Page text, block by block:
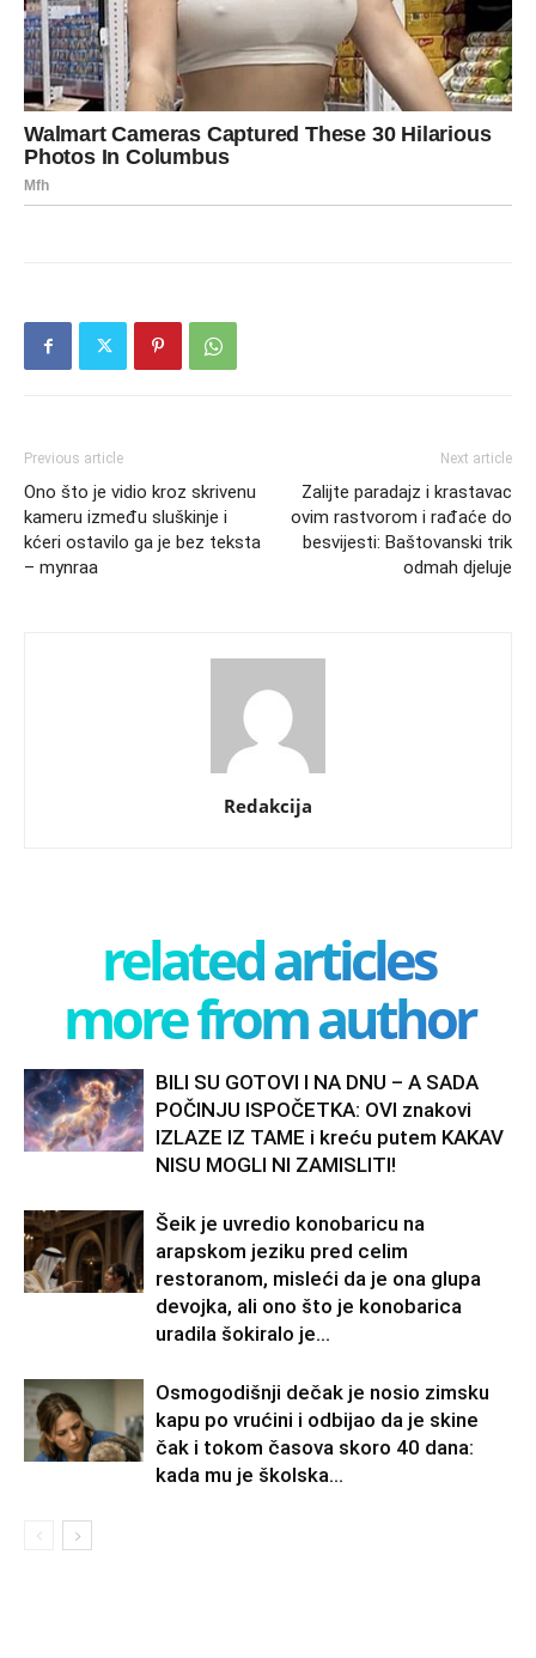
Previous article
Ono što je vidio kroz skrivenu
kameru između sluškinje i
kćeri ostavilo ga je bez teksta
– mynraa
Next article
Zalijte paradajz i krastavac
ovim rastvorom i rađaće do
besvijesti: Baštovanski trik
odmah djeluje
Redakcija
related articles
more from author
BILI SU GOTOVI I NA DNU – A SADA
POČINJU ISPOČETKA: OVI znakovi
IZLAZE IZ TAME i kreću putem KAKAV
NISU MOGLI NI ZAMISLITI!
Šeik je uvredio konobaricu na
arapskom jeziku pred celim
restoranom, misleći da je ona glupa
devojka, ali ono što je konobarica
uradila šokiralo je...
Osmogodišnji dečak je nosio zimsku
kapu po vrućini i odbijao da je skine
čak i tokom časova skoro 40 dana:
kada mu je školska...